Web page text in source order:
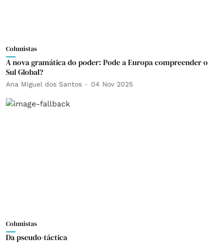
Colunistas
A nova gramática do poder: Pode a Europa compreender o
Sul Global?
Ana Miguel dos Santos 04 Nov 2025
Colunistas
Da pseudo-táctica